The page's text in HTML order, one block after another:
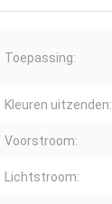
Toepassing:
Kleuren uitzenden:
Voorstroom:
Lichtstroom: